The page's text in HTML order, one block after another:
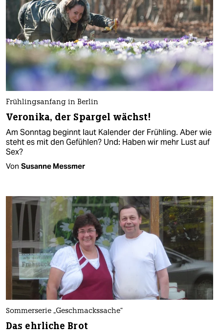
Frühlingsanfang in Berlin
Veronika, der Spargel wächst!
Am Sonntag beginnt laut Kalender der Frühling. Aber wie
steht es mit den Gefühlen? Und: Haben wir mehr Lust auf
Sex?
Von Susanne Messmer
Sommerserie „Geschmackssache“
Das ehrliche Brot